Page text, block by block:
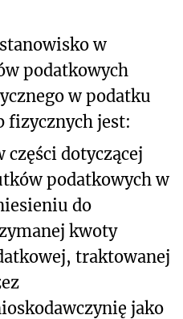
w
podatkowych
w podatku
fizycznych jest:
części dotyczącej
podatkowych w
do
kwoty
traktowanej
jako